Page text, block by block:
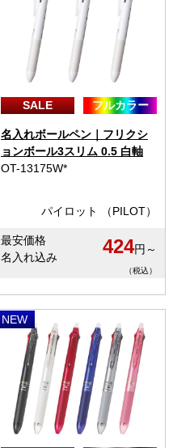
SALE フルカラー
名入れボールペン｜フリクシ
ョンボール3スリム 0.5 白軸
OT-13175W*
パイロット （PILOT）
最安価格
名入れ込み
424円～
（税込）
NEW